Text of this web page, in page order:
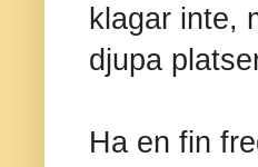
klagar inte,
djupa
Ha en fin